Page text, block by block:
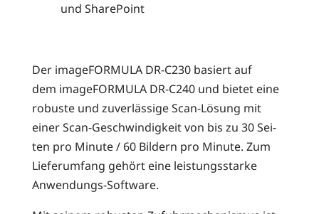
und SharePoint
Der image­FOR­MU­LA DR-C230 basiert auf
dem image­FOR­MU­LA DR-C240 und bie­tet eine
robus­te und zuver­läs­si­ge Scan-Lösung mit
einer Scan-Geschwin­dig­keit von bis zu 30 Sei­
ten pro Minu­te / 60 Bil­dern pro Minu­te. Zum
Lie­fer­um­fang gehört eine leis­tungs­star­ke
Anwendungs-Software.